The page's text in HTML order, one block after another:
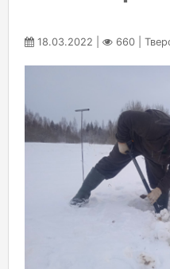
18.03.2022 | 660 |